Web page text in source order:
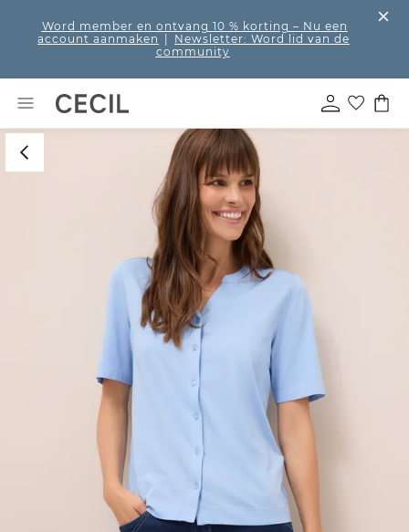
Word member en ontvang 10 % korting – Nu een
account aanmaken
Newsletter: Word lid van de
community